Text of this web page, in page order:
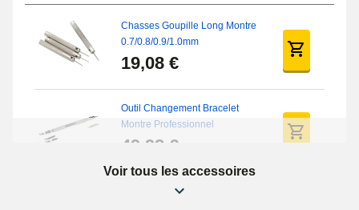
Chasses Goupille Long Montre
0.7/0.8/0.9/1.0mm
19,08 €
Outil Changement Bracelet
Montre Professionnel
49,92 €
Outil Bracelet Montre pas cher
Voir tous les accessoires